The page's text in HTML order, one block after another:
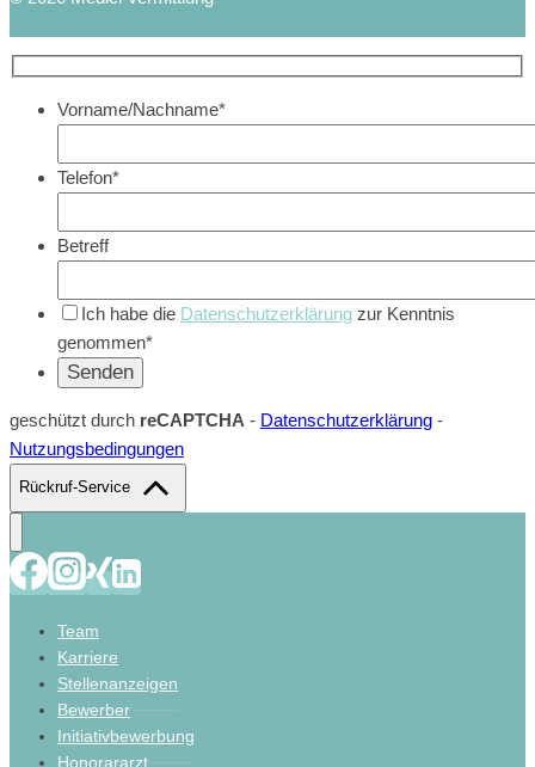
Vorname/Nachname*
Telefon*
Betreff
Ich habe die Datenschutzerklärung zur Kenntnis
genommen*
geschützt durch reCAPTCHA - Datenschutzerklärung -
Nutzungsbedingungen
Rückruf-Service
Team
Karriere
Stellenanzeigen
Bewerber
Initiativbewerbung
Honorararzt